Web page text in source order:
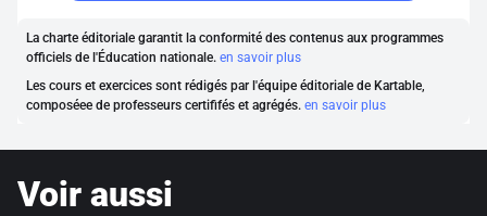
La charte éditoriale garantit la conformité des contenus aux programmes
officiels de l'Éducation nationale. en savoir plus
Les cours et exercices sont rédigés par l'équipe éditoriale de Kartable,
composéee de professeurs certififés et agrégés. en savoir plus
Voir aussi